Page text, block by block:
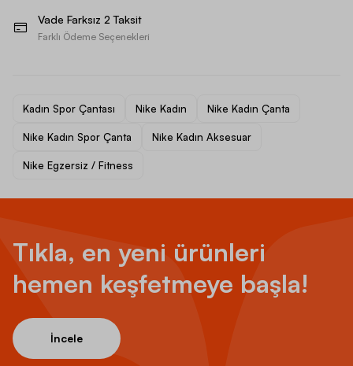
Vade Farksız 2 Taksit
Farklı Ödeme Seçenekleri
Kadın Spor Çantası Nike Kadın Nike Kadın Çanta
Nike Kadın Spor Çanta Nike Kadın Aksesuar
Nike Egzersiz / Fitness
Tıkla, en yeni ürünleri
hemen keşfetmeye başla!
İncele